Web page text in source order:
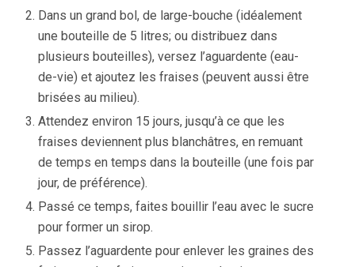
Dans un grand bol, de large-bouche (idéalement
une bouteille de 5 litres; ou distribuez dans
plusieurs bouteilles), versez l’aguardente (eau-
de-vie) et ajoutez les fraises (peuvent aussi être
brisées au milieu).
Attendez environ 15 jours, jusqu’à ce que les
fraises deviennent plus blanchâtres, en remuant
de temps en temps dans la bouteille (une fois par
jour, de préférence).
Passé ce temps, faites bouillir l’eau avec le sucre
pour former un sirop.
Passez l’aguardente pour enlever les graines des